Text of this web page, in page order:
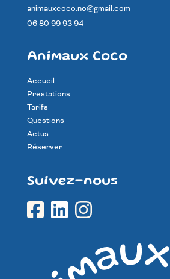
animauxcoco.no@gmail.com
06 80 99 93 94
Animaux Coco
Accueil
Prestations
Tarifs
Questions
Actus
Réserver
Suivez-nous